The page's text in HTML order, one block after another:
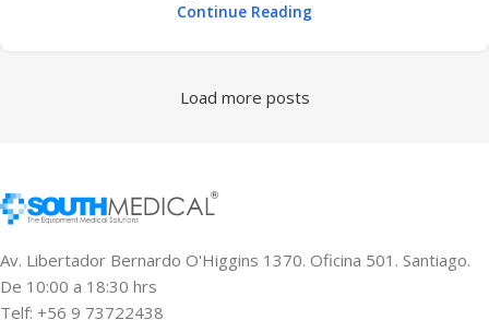
Continue Reading
Load more posts
Av. Libertador Bernardo O'Higgins 1370. Oficina 501. Santiago.
De 10:00 a 18:30 hrs
Telf: +56 9 73722438